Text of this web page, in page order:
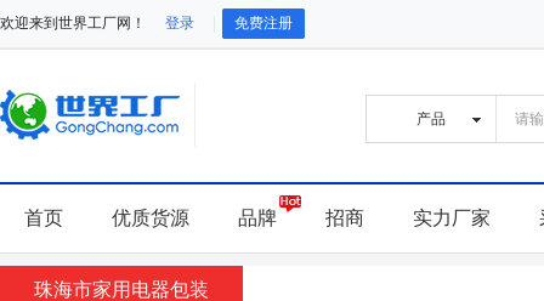
欢迎来到世界工厂网！ 登录 免费注册
首页 优质货源 品牌 招商 实力厂家
珠海市家用电器包装